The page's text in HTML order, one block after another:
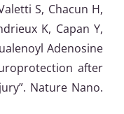
S, Chacun H,
K, Capan Y,
Adenosine
after
Nature Nano.